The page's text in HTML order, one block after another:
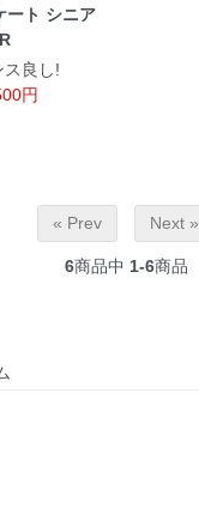
ート シニア
ス良し!
円
« Prev Next »
6商品中 1-6商品